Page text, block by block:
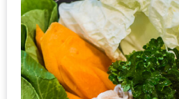
กับ
PING
FAI
FESTIVAL
2